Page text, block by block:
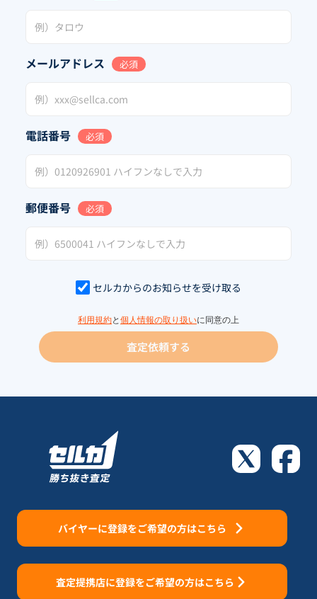
メールアドレス 必須
電話番号 必須
郵便番号 必須
セルカからのお知らせを受け取る
利用規約と 個人情報の取り扱いに同意の上
査定依頼する
バイヤーに登録をご希望の方はこちら
査定提携店に登録をご希望の方はこちら